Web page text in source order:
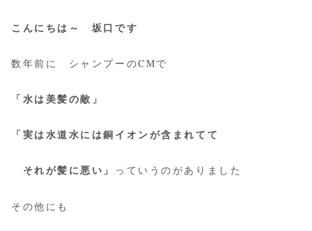
こんにちは～ 坂口です
数年前に シャンプーのCMで
「水は美髪の敵」
「実は水道水には銅イオンが含まれてて
それが髪に悪い」 っていうのがありました
その他にも